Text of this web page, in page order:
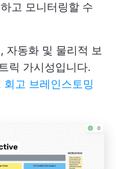
고 모니터링할 수
자동화 및 물리적 보
릭 가시성입니다.
고 브레인스토밍